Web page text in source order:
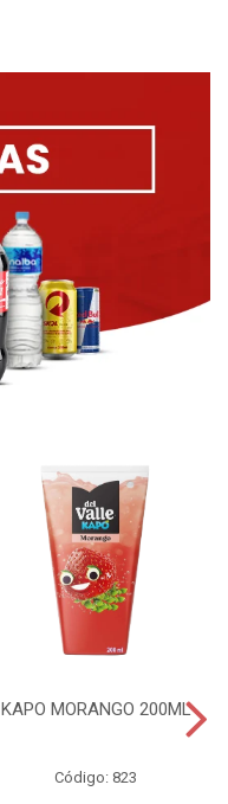
KAPO MORANGO 200ML
Código: 823